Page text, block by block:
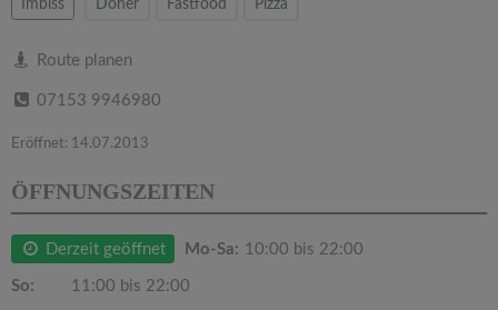
Imbiss Döner Fastfood Pizza
Route planen
07153 9946980
Eröffnet: 14.07.2013
ÖFFNUNGSZEITEN
Derzeit geöffnet Mo-Sa: 10:00 bis 22:00
So: 11:00 bis 22:00
i
t